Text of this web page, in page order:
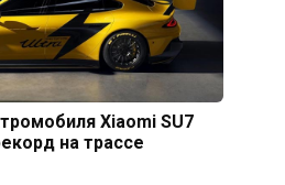
Xiaomi SU7
на трассе